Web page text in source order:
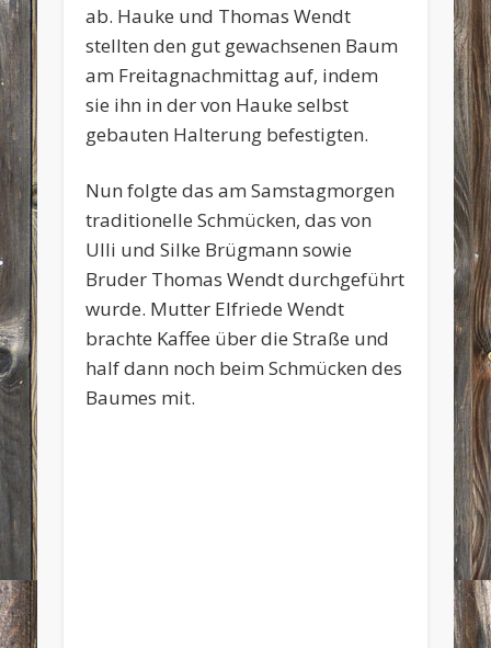
ab. Hauke und Thomas Wendt
stellten den gut gewachsenen Baum
am Freitagnachmittag auf, indem
sie ihn in der von Hauke selbst
gebauten Halterung befestigten.
Nun folgte das am Samstagmorgen
traditionelle Schmücken, das von
Ulli und Silke Brügmann sowie
Bruder Thomas Wendt durchgeführt
wurde. Mutter Elfriede Wendt
brachte Kaffee über die Straße und
half dann noch beim Schmücken des
Baumes mit.